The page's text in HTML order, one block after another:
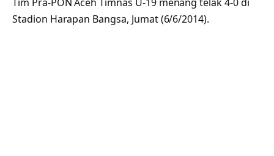
Stadion Harapan Bangsa, Jumat (6/6/2014).